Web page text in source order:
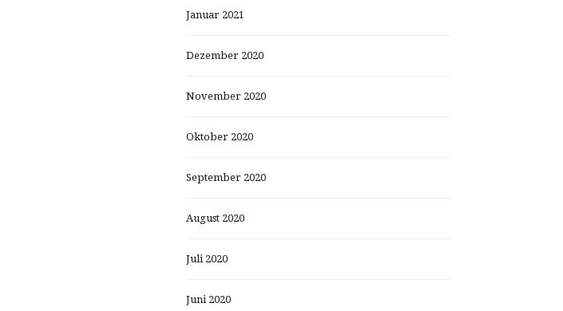
Januar 2021
Dezember 2020
November 2020
Oktober 2020
September 2020
August 2020
Juli 2020
Juni 2020